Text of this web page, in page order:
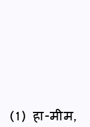
(1) हा-मीम,